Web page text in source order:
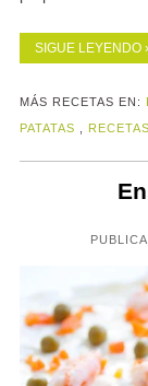
SIGUE LEYENDO
MÁS RECETAS EN:
PATATAS